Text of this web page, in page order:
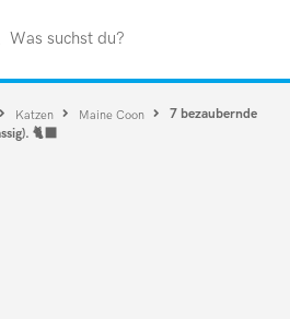
Was suchst du?
Katzen Maine Coon
7 bezaubernde
🐈‍⬛